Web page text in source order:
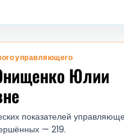
управляющего
Юлии
показателей
— 219.